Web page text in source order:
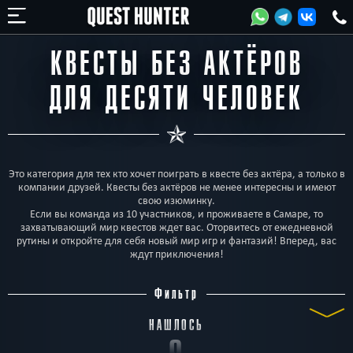
КВЕСТЫ БЕЗ АКТЁРОВ
ДЛЯ ДЕСЯТИ ЧЕЛОВЕК
Это категория для тех кто хочет поиграть в квесте без актёра, а только в
компании друзей. Квесты без актёров не менее интересны и имеют
свою изюминку.
Если вы команда из 10 участников, и проживаете в Самаре, то
захватывающий мир квестов ждет вас. Оторвитесь от ежедневной
рутины и откройте для себя новый мир игр и фантазий! Вперед, вас
ждут приключения!
Фильтр
НАШЛОСЬ